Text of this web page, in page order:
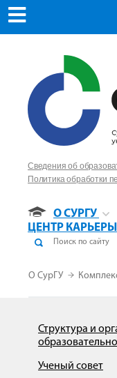
Сведения об
Политика обработки
О СУРГУ
ЦЕНТР КАРЬЕРЫ
О СурГУ
Структура и
Ученый совет